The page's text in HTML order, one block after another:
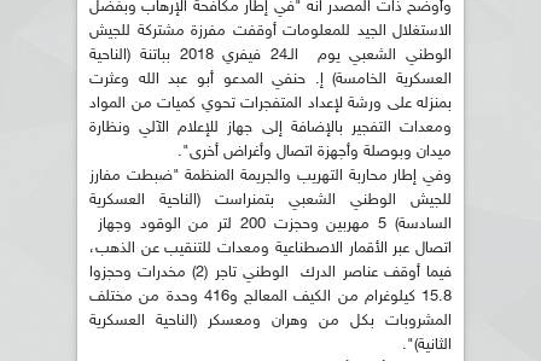
وأوضح ذات المصدر انه "في إطار مكافحة الإرهاب وبفضل
الاستغلال الجيد للمعلومات أوقفت مفرزة مشتركة للجيش
الوطني الشعبي يوم الـ24 فيفري 2018 بباتنة (الناحية
العسكرية الخامسة) إ. حنفي المدعو أبو عبد الله وعثرت
بمنزله على ورشة لإعداد المتفجرات تحوي كميات من المواد
ومعدات التفجير بالإضافة إلى جهاز للإعلام الآلي ونظارة
ميدان وبوصلة وأجهزة اتصال وأغراض أخرى".
وفي إطار محاربة التهريب والجريمة المنظمة "ضبطت مفارز
للجيش الوطني الشعبي بتمنراست (الناحية العسكرية
السادسة) 5 مهربين وحجزت 200 لتر من الوقود وجهاز
اتصال عبر الأقمار الاصطناعية ومعدات للتنقيب عن الذهب،
فيما أوقف عناصر الدرك الوطني تاجر (2) مخدرات وحجزوا
15.8 كيلوغرام من الكيف المعالج و416 وحدة من مختلف
المشروبات بكل من وهران ومعسكر (الناحية العسكرية
الثانية)".